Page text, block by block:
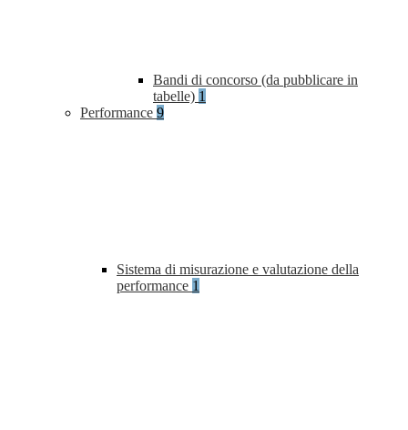
Bandi di concorso (da pubblicare in
tabelle) 1
Performance 9
Sistema di misurazione e valutazione della
performance 1